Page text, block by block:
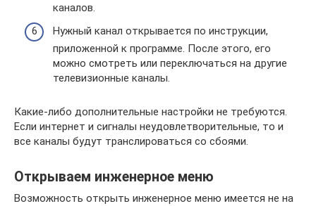
каналов.
Нужный канал открывается по инструкции,
приложенной к программе. После этого, его
можно смотреть или переключаться на другие
телевизионные каналы.
Какие-либо дополнительные настройки не требуются.
Если интернет и сигналы неудовлетворительные, то и
все каналы будут транслироваться со сбоями.
Открываем инженерное меню
Возможность открыть инженерное меню имеется не на